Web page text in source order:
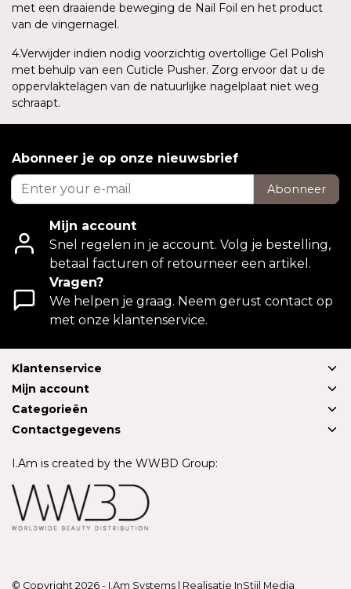
met een draaiende beweging de Nail Foil en het product
van de vingernagel.
4.Verwijder indien nodig voorzichtig overtollige Gel Polish
met behulp van een Cuticle Pusher. Zorg ervoor dat u de
oppervlaktelagen van de natuurlijke nagelplaat niet weg
schraapt.
Abonneer je op onze nieuwsbrief
Abonneer
Mijn account
Snel regelen in je account. Volg je bestelling,
betaal facturen of retourneer een artikel.
Vragen?
We helpen je graag. Neem gerust contact op
met onze klantenservice.
Klantenservice
Mijn account
Categorieën
Contactgegevens
I.Am is created by the WWBD Group:
© Copyright 2026 - I.Am Systems | Realisatie InStijl Media